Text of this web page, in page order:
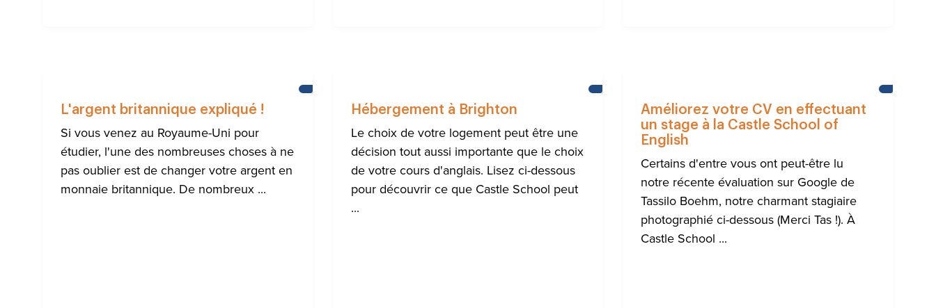
AIDE
COMMUNAUTÉ
INTERNATIONALE
L'argent britannique expliqué !
Si vous venez au Royaume-Uni pour
étudier, l'une des nombreuses choses à ne
pas oublier est de changer votre argent en
monnaie britannique. De nombreux ...
ACTUALITÉS
Hébergement à Brighton
Le choix de votre logement peut être une
décision tout aussi importante que le choix
de votre cours d'anglais. Lisez ci-dessous
pour découvrir ce que Castle School peut
...
Améliorez votre CV en effectuant
un stage à la Castle School of
English
Certains d'entre vous ont peut-être lu
notre récente évaluation sur Google de
Tassilo Boehm, notre charmant stagiaire
photographié ci-dessous (Merci Tas !). À
Castle School ...